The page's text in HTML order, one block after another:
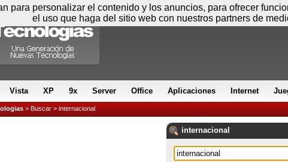
Vista XP 9x Server Office Aplicaciones Internet
> Buscar > internacional
internacional
para personalizar el contenido y los anuncios, para ofrecer
el uso que haga del sitio web con nuestros partners de